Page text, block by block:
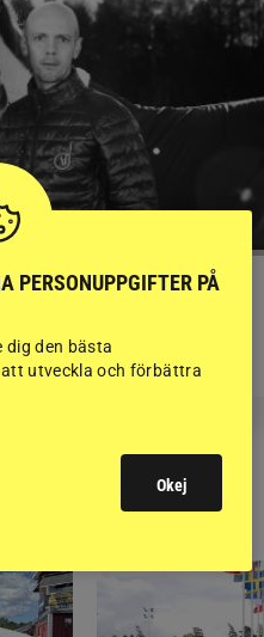
de hatade
PERSONUPPGIFTER PÅ
dig den bästa
utveckla och förbättra
Okej